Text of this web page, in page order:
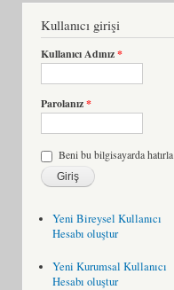
Kullanıcı girişi
Kullanıcı Adınız*
Parolanız*
Beni bu bilgisayarda hatırla
Yeni Bireysel Kullanıcı
Hesabı oluştur
Yeni Kurumsal Kullanıcı
Hesabı oluştur